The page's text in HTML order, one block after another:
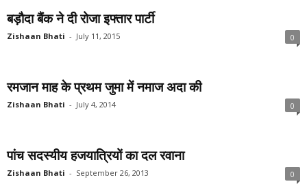
बड़ौदा बैंक ने दी रोजा इफ्तार पार्टी
Zishaan Bhati - July 11, 2015 0
रमजान माह के प्रथम जुमा में नमाज अदा की
Zishaan Bhati - July 4, 2014 0
पांच सदस्यीय हजयात्रियों का दल रवाना
Zishaan Bhati - September 26, 2013 0